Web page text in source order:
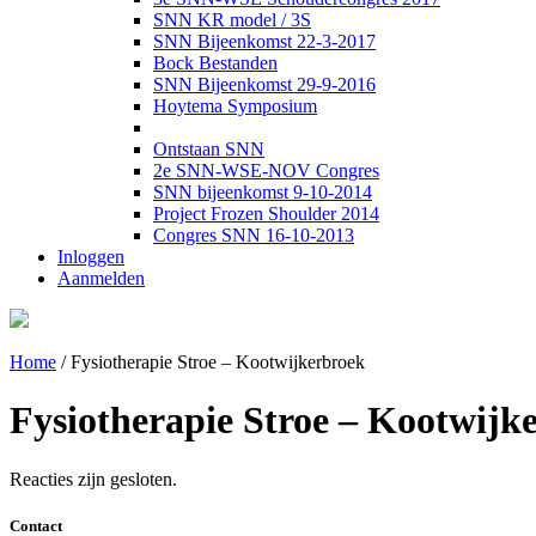
SNN KR model / 3S
SNN Bijeenkomst 22-3-2017
Bock Bestanden
SNN Bijeenkomst 29-9-2016
Hoytema Symposium
Ontstaan SNN
2e SNN-WSE-NOV Congres
SNN bijeenkomst 9-10-2014
Project Frozen Shoulder 2014
Congres SNN 16-10-2013
Inloggen
Aanmelden
Home /Fysiotherapie Stroe – Kootwijkerbroek
Fysiotherapie Stroe –
Reacties zijn gesloten.
Contact